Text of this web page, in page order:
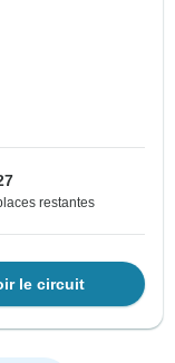
restantes
le circuit